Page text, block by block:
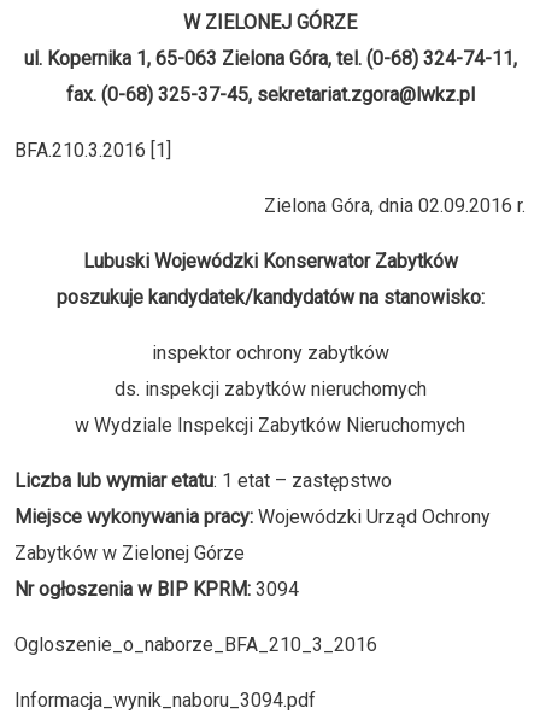
W ZIELONEJ GÓRZE
ul. Kopernika 1, 65-063 Zielona Góra, tel. (0-68) 324-74-11,
fax. (0-68) 325-37-45, sekretariat.zgora@lwkz.pl
BFA.210.3.2016 [1]
Zielona Góra, dnia 02.09.2016 r.
Lubuski Wojewódzki Konserwator Zabytków
poszukuje kandydatek/kandydatów na stanowisko:
inspektor ochrony zabytków
ds. inspekcji zabytków nieruchomych
w Wydziale Inspekcji Zabytków Nieruchomych
Liczba lub wymiar etatu: 1 etat – zastępstwo
Miejsce wykonywania pracy: Wojewódzki Urząd Ochrony
Zabytków w Zielonej Górze
Nr ogłoszenia w BIP KPRM: 3094
Ogloszenie_o_naborze_BFA_210_3_2016
Informacja_wynik_naboru_3094.pdf